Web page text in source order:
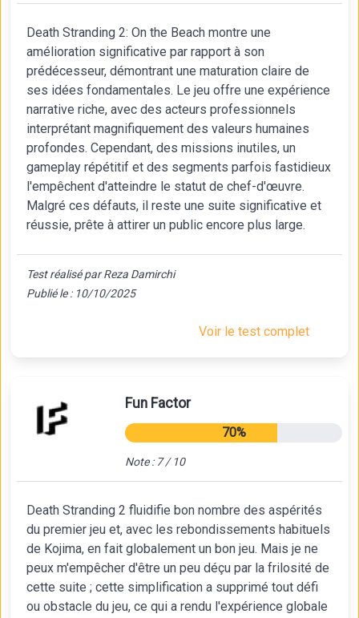
Death Stranding 2: On the Beach montre une
amélioration significative par rapport à son
prédécesseur, démontrant une maturation claire de
ses idées fondamentales. Le jeu offre une expérience
narrative riche, avec des acteurs professionnels
interprétant magnifiquement des valeurs humaines
profondes. Cependant, des missions inutiles, un
gameplay répétitif et des segments parfois fastidieux
l'empêchent d'atteindre le statut de chef-d'œuvre.
Malgré ces défauts, il reste une suite significative et
réussie, prête à attirer un public encore plus large.
Test réalisé par Reza Damirchi
Publié le : 10/10/2025
Voir le test complet
Fun Factor
70%
Note : 7 / 10
Death Stranding 2 fluidifie bon nombre des aspérités
du premier jeu et, avec les rebondissements habituels
de Kojima, en fait globalement un bon jeu. Mais je ne
peux m'empêcher d'être un peu déçu par la frilosité de
cette suite ; cette simplification a supprimé tout défi
ou obstacle du jeu, ce qui a rendu l'expérience globale